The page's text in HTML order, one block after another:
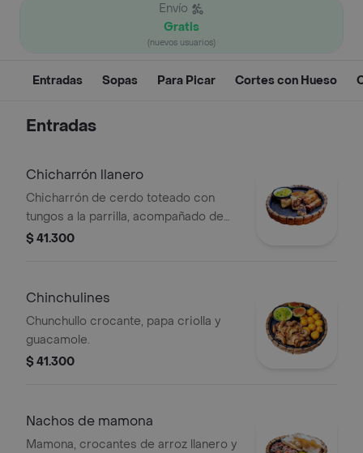
Envío
Gratis
(nuevos usuarios)
Entradas Sopas Para Picar Cortes con Hueso
Entradas
Chicharrón llanero
Chicharrón de cerdo toteado con
tungos a la parrilla, acompañado de
guacamole y limón con tajín.
$ 41.300
Chinchulines
Chunchullo crocante, papa criolla y
guacamole.
$ 41.300
Nachos de mamona
Mamona, crocantes de arroz llanero y